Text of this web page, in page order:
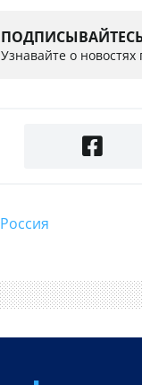
ПОДПИСЫВАЙТЕСЬ
Узнавайте о
#Россия